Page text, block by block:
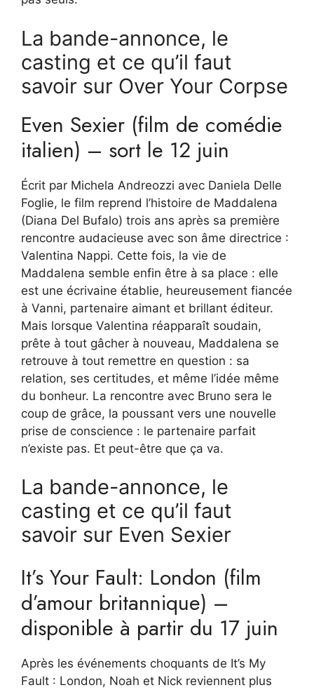
La bande-annonce, le
casting et ce qu’il faut
savoir sur Over Your Corpse
Even Sexier (film de comédie
italien) – sort le 12 juin
Écrit par Michela Andreozzi avec Daniela Delle
Foglie, le film reprend l’histoire de Maddalena
(Diana Del Bufalo) trois ans après sa première
rencontre audacieuse avec son âme directrice :
Valentina Nappi. Cette fois, la vie de
Maddalena semble enfin être à sa place : elle
est une écrivaine établie, heureusement fiancée
à Vanni, partenaire aimant et brillant éditeur.
Mais lorsque Valentina réapparaît soudain,
prête à tout gâcher à nouveau, Maddalena se
retrouve à tout remettre en question : sa
relation, ses certitudes, et même l’idée même
du bonheur. La rencontre avec Bruno sera le
coup de grâce, la poussant vers une nouvelle
prise de conscience : le partenaire parfait
n’existe pas. Et peut-être que ça va.
La bande-annonce, le
casting et ce qu’il faut
savoir sur Even Sexier
It’s Your Fault: London (film
d’amour britannique) –
disponible à partir du 17 juin
Après les événements choquants de It’s My
Fault : London, Noah et Nick reviennent plus